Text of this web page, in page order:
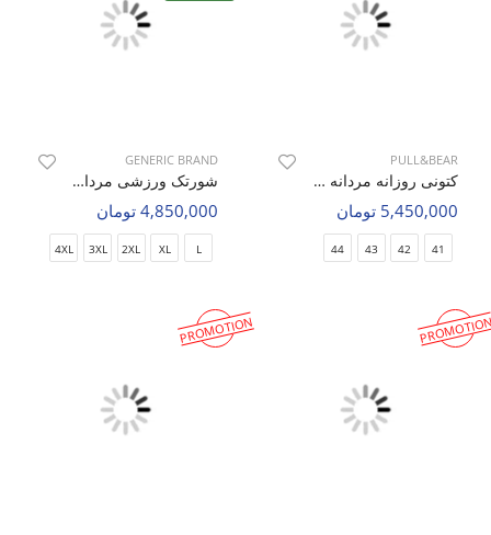
PULL&BEAR
کتونی روزانه مردانه پول اند بیر Urban Step M
5,450,000 تومان
41
42
43
44
GENERIC BRAND
شورتک ورزشی مردانه بدون برند Flex Runner M
4,850,000 تومان
L
XL
2XL
3XL
4XL
PROMOTION